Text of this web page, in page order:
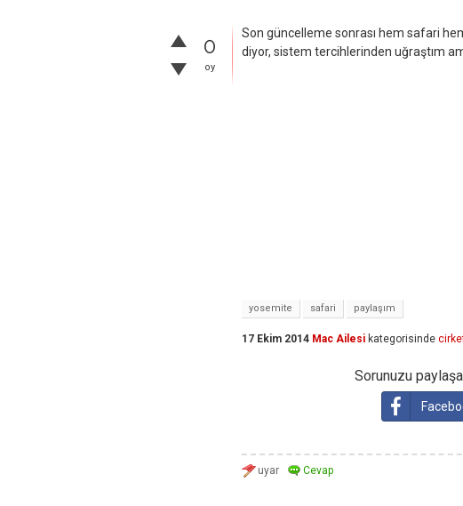
0
oy
Son güncelleme sonrası hem safari
diyor, sistem tercihlerinden uğraştım
yosemite safari paylaşım
17 Ekim 2014 Mac Ailesi kategorisinde
Sorunuzu